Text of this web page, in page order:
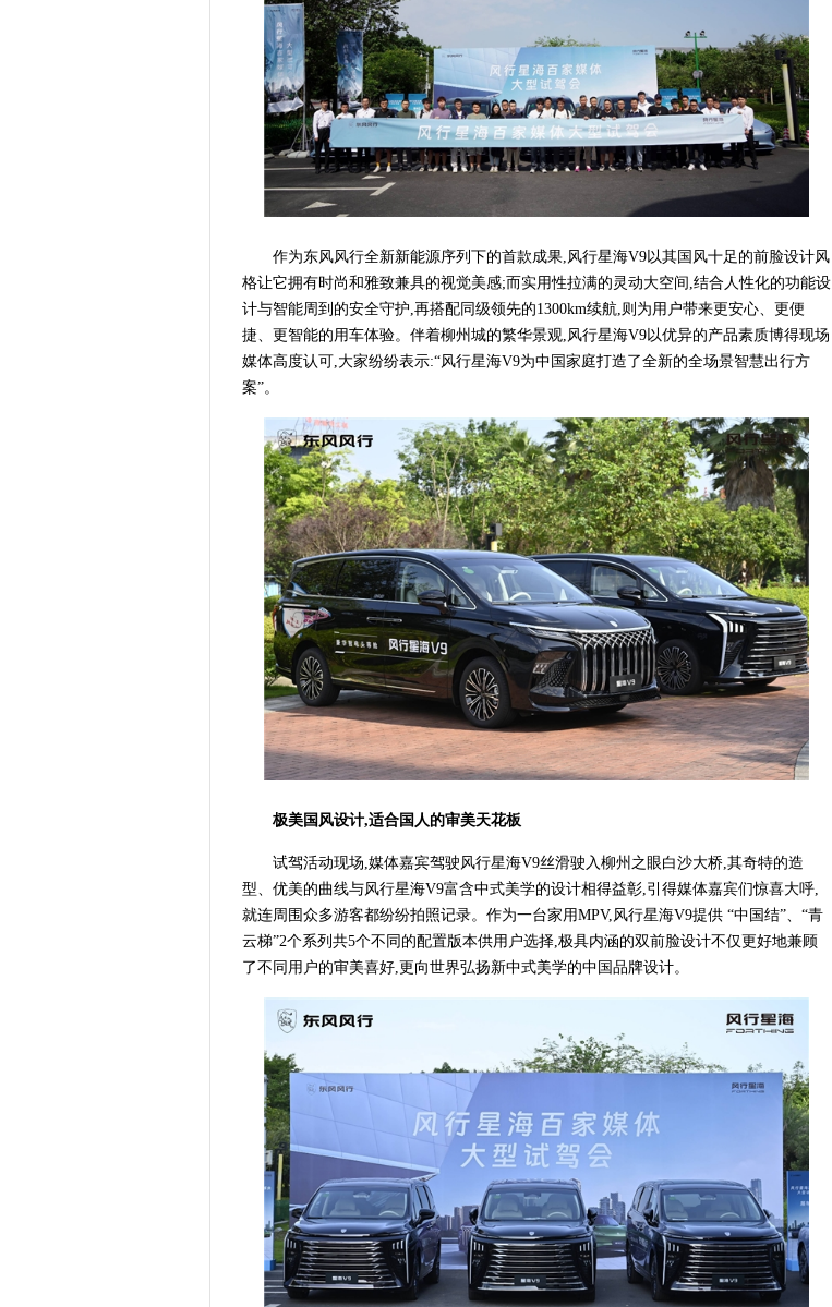
作为东风风行全新新能源序列下的首款成果,风行星海V9以其国风十足的前脸设计风
格让它拥有时尚和雅致兼具的视觉美感;而实用性拉满的灵动大空间,结合人性化的功能设
计与智能周到的安全守护,再搭配同级领先的1300km续航,则为用户带来更安心、更便
捷、更智能的用车体验。伴着柳州城的繁华景观,风行星海V9以优异的产品素质博得现场
媒体高度认可,大家纷纷表示:“风行星海V9为中国家庭打造了全新的全场景智慧出行方
案”。
极美国风设计,适合国人的审美天花板
试驾活动现场,媒体嘉宾驾驶风行星海V9丝滑驶入柳州之眼白沙大桥,其奇特的造
型、优美的曲线与风行星海V9富含中式美学的设计相得益彰,引得媒体嘉宾们惊喜大呼,
就连周围众多游客都纷纷拍照记录。作为一台家用MPV,风行星海V9提供 “中国结”、“青
云梯”2个系列共5个不同的配置版本供用户选择,极具内涵的双前脸设计不仅更好地兼顾
了不同用户的审美喜好,更向世界弘扬新中式美学的中国品牌设计。